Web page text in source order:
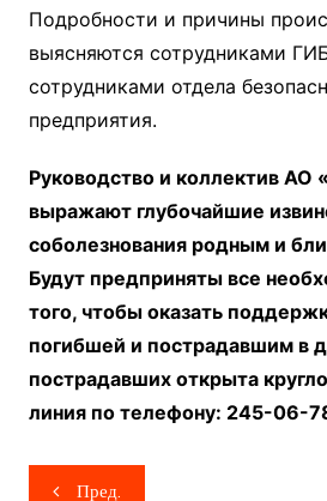
Подробности и причины
выясняются сотрудниками
сотрудниками отдела
предприятия.
Руководство и коллектив АО
выражают глубочайшие
соболезнования родным и
Будут предприняты все
того, чтобы оказать
погибшей и пострадавшим в
пострадавших открыта
линия по телефону: 245-06-
Навигация
Пред.